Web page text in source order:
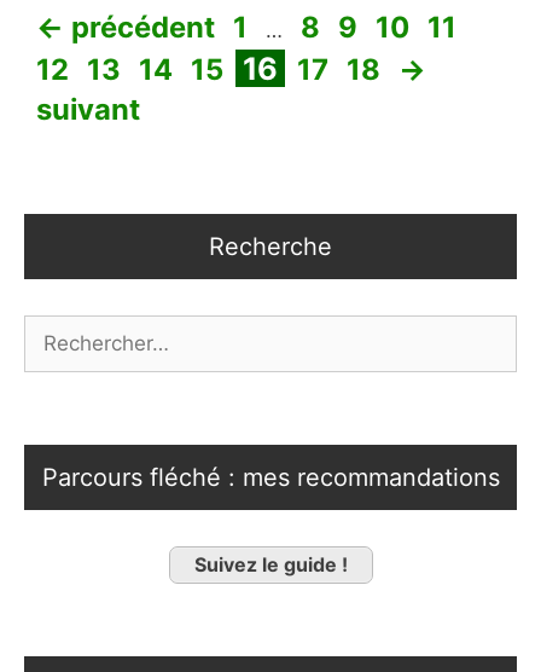
← précédent Page
1 … Page
8 Page
9 Page
10 Page
11
12 Page
13 Page
14 Page
15 Page
16 Page
17 Page
18
→
suivant
Recherche
Parcours fléché : mes recommandations
Suivez le guide !